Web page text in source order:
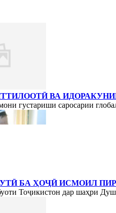
ВА
густариши саросарии
БА ҲОҶӢ ИСМОИЛ
Тоҷикистон дар шаҳри